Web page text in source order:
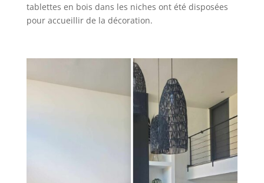
tablettes en bois dans les niches ont été disposées
pour accueillir de la décoration.